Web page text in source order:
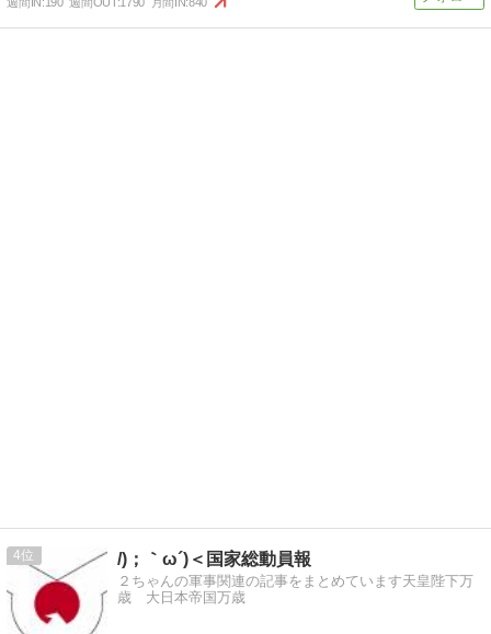
4 /)；｀ω´)＜国家総動員報
２ちゃんの軍事関連の記事をまとめています天皇陛下万
歳 大日本帝国万歳